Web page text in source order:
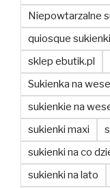
Niepowtarzalne
quiosque sukienki
sklep ebutik.pl
Sukienka na
sukienkie na
sukienki maxi
sukienki na co
sukienki na lato